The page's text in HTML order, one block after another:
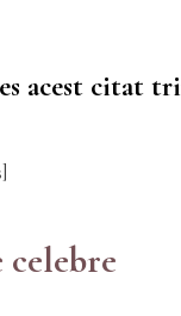
acest citat